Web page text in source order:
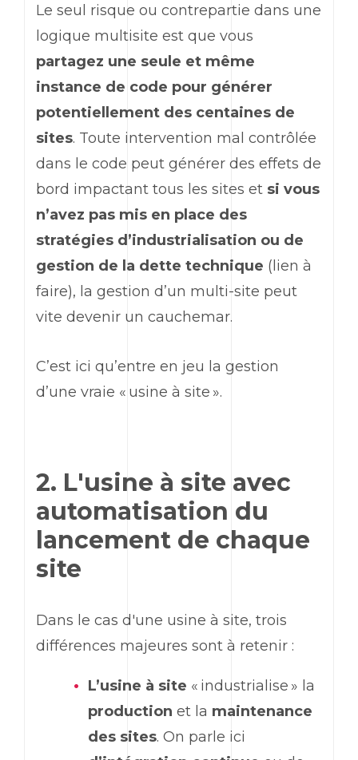
Le seul risque ou contrepartie dans une
logique multisite est que vous
partagez une seule et même
instance de code pour générer
potentiellement des centaines de
sites. Toute intervention mal contrôlée
dans le code peut générer des effets de
bord impactant tous les sites et si vous
n’avez pas mis en place des
stratégies d’industrialisation ou de
gestion de la dette technique (lien à
faire), la gestion d’un multi-site peut
vite devenir un cauchemar.
C’est ici qu’entre en jeu la gestion
d’une vraie « usine à site ».
2. L'usine à site avec
automatisation du
lancement de chaque
site
Dans le cas d'une usine à site, trois
différences majeures sont à retenir :
L’usine à site « industrialise » la
production et la maintenance
des sites. On parle ici